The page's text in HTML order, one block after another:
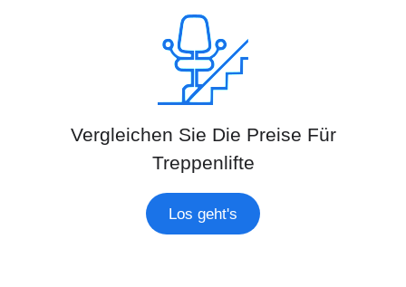
Vergleichen Sie Die Preise Für
Treppenlifte
Los geht's